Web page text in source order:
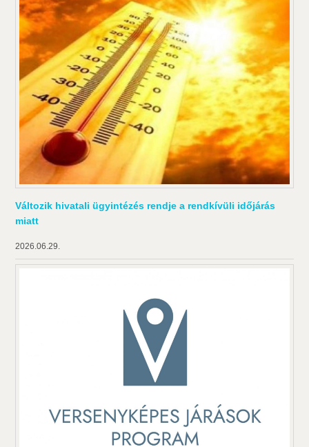
Változik hivatali ügyintézés rendje a rendkívüli időjárás
miatt
2026.06.29.